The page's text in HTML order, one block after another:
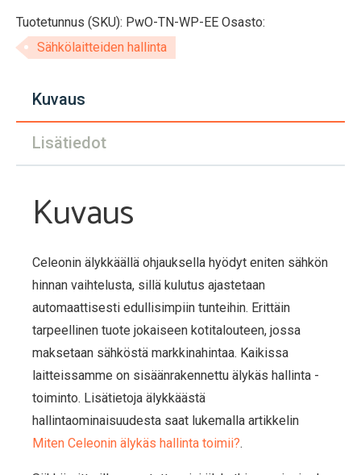
€129,00.
€65,00.
Tuotetunnus (SKU): PwO-TN-WP-EE Osasto:
Sähkölaitteiden hallinta
Kuvaus
Lisätiedot
Kuvaus
Celeonin älykkäällä ohjauksella hyödyt eniten sähkön
hinnan vaihtelusta, sillä kulutus ajastetaan
automaattisesti edullisimpiin tunteihin. Erittäin
tarpeellinen tuote jokaiseen kotitalouteen, jossa
maksetaan sähköstä markkinahintaa. Kaikissa
laitteissamme on sisäänrakennettu älykäs hallinta -
toiminto. Lisätietoja älykkäästä
hallintaominaisuudesta saat lukemalla artikkelin
Miten Celeonin älykäs hallinta toimii?.